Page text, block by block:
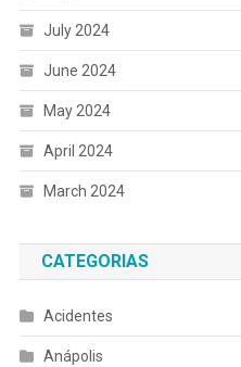
July 2024
June 2024
May 2024
April 2024
March 2024
CATEGORIAS
Acidentes
Anápolis